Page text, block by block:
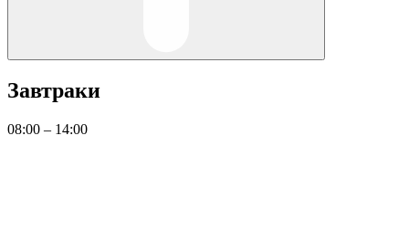
Завтраки
08:00 – 14:00